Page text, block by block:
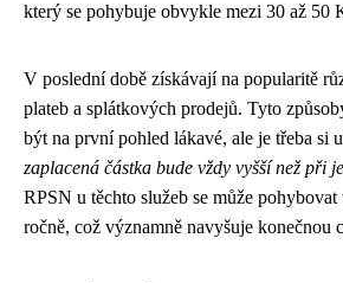
který se pohybuje obvykle mezi 30 až 50
V poslední době získávají na popularitě
plateb a splátkových prodejů. Tyto
být na první pohled lákavé, ale je třeba si
zaplacená částka bude vždy vyšší než při
RPSN u těchto služeb se může
ročně, což významně navyšuje konečnou